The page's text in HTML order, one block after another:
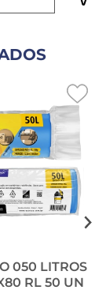
050 LITROS
RL 50 UN